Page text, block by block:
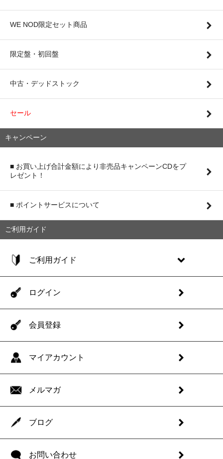
WE NOD限定セット商品
限定盤・初回盤
中古・デッドストック
セール
キャンペーン
■ お買い上げ合計金額により非売品キャンペーンCDをプ
レゼント！
■ ポイントサービスについて
ご利用ガイド
ご利用ガイド
ログイン
会員登録
マイアカウント
メルマガ
ブログ
お問い合わせ